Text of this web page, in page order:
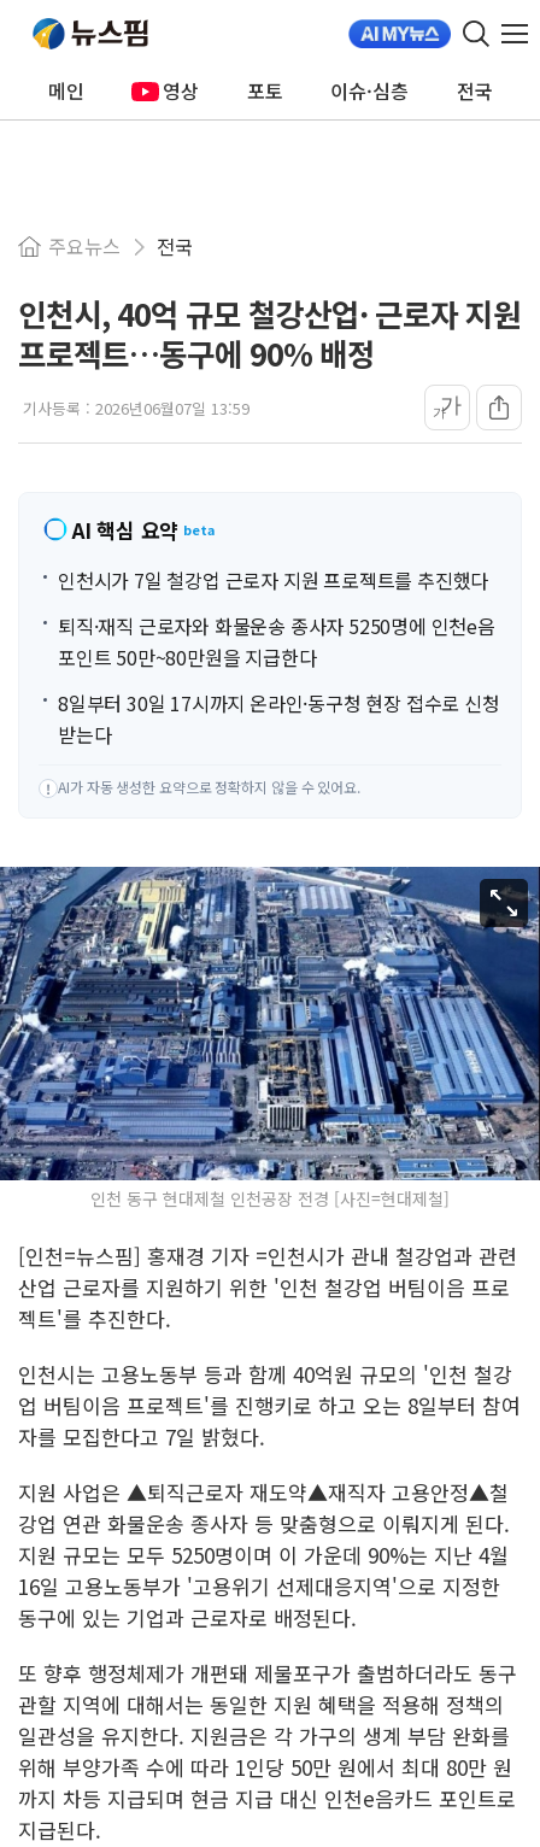
메인 영상 포토 이슈·심층 전국
주요뉴스 전국
인천시, 40억 규모 철강산업· 근로자 지원
프로젝트…동구에 90% 배정
기사등록 : 2026년06월07일 13:59 가가
AI 핵심 요약 beta
인천시가 7일 철강업 근로자 지원 프로젝트를 추진했다
퇴직·재직 근로자와 화물운송 종사자 5250명에 인천e음
포인트 50만~80만원을 지급한다
8일부터 30일 17시까지 온라인·동구청 현장 접수로 신청
받는다
! AI가 자동 생성한 요약으로 정확하지 않을 수 있어요.
인천 동구 현대제철 인천공장 전경 [사진=현대제철]
[인천=뉴스핌] 홍재경 기자 =인천시가 관내 철강업과 관련
산업 근로자를 지원하기 위한 '인천 철강업 버팀이음 프로
젝트'를 추진한다.
인천시는 고용노동부 등과 함께 40억원 규모의 '인천 철강
업 버팀이음 프로젝트'를 진행키로 하고 오는 8일부터 참여
자를 모집한다고 7일 밝혔다.
지원 사업은 ▲퇴직근로자 재도약▲재직자 고용안정▲철
강업 연관 화물운송 종사자 등 맞춤형으로 이뤄지게 된다.
지원 규모는 모두 5250명이며 이 가운데 90%는 지난 4월
16일 고용노동부가 '고용위기 선제대응지역'으로 지정한
동구에 있는 기업과 근로자로 배정된다.
또 향후 행정체제가 개편돼 제물포구가 출범하더라도 동구
관할 지역에 대해서는 동일한 지원 혜택을 적용해 정책의
일관성을 유지한다. 지원금은 각 가구의 생계 부담 완화를
위해 부양가족 수에 따라 1인당 50만 원에서 최대 80만 원
까지 차등 지급되며 현금 지급 대신 인천e음카드 포인트로
지급된다.